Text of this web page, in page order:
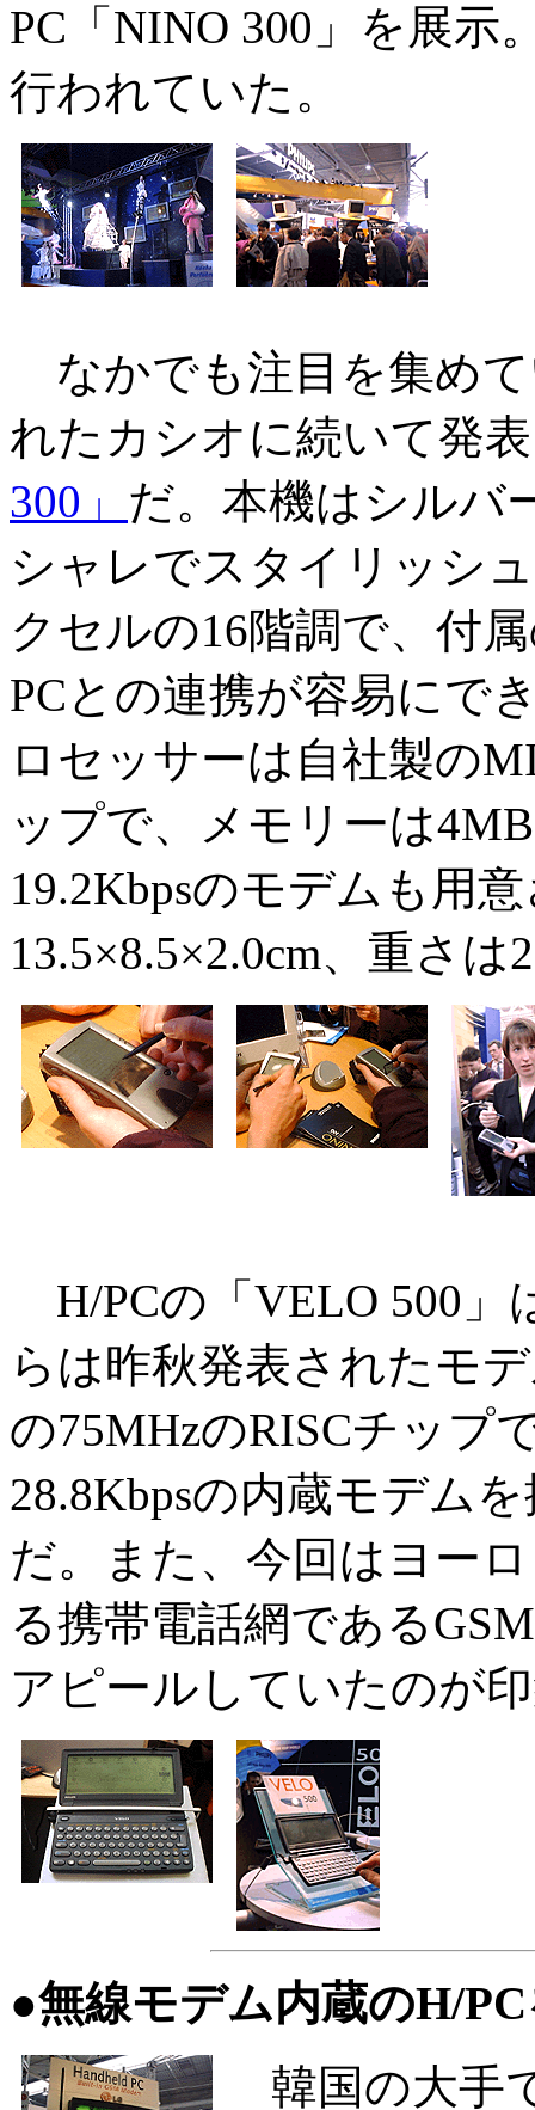
PC「NINO 300」を展
行われていた。
なかでも注目を集めて
れたカシオに続いて発
300」 だ。本機はシルバ
シャレでスタイリッシ
クセルの16階調で、付
PCとの連携が容易にで
ロセッサーは自社製の
ップで、メモリーは
19.2Kbpsのモデムも用
13.5×8.5×2.0cm、重さは
H/PCの「VELO 500」
らは昨秋発表されたモ
の75MHzのRISCチップ
28.8Kbpsの内蔵モデム
だ。また、今回はヨー
る携帯電話網である
アピールしていたのが
●無線モデム内蔵のH/
韓国の大手